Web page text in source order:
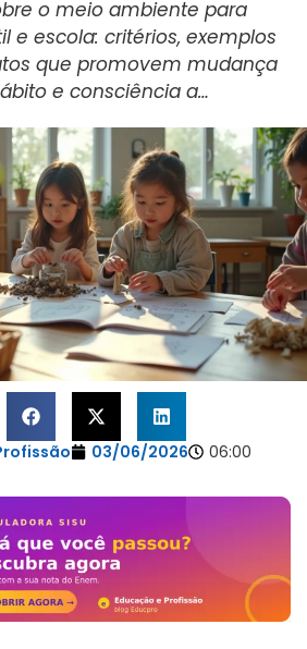
o meio ambiente para
e escola: critérios, exemplos
que promovem mudança
e consciência a…
03/06/2026 06:00